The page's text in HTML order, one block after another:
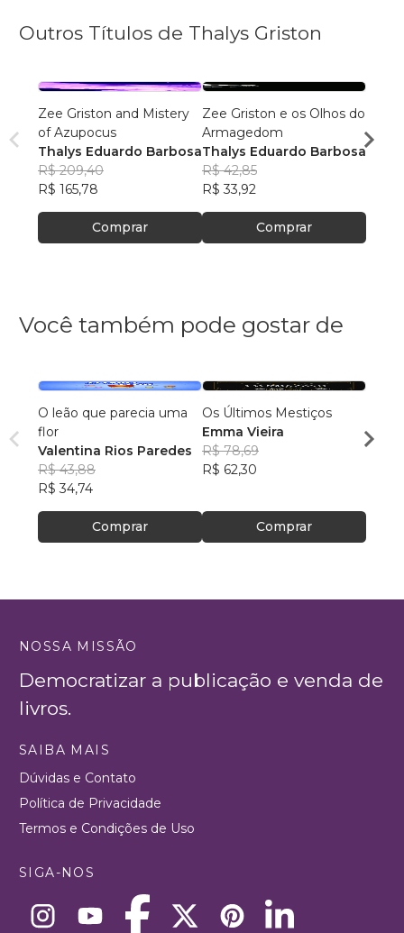
Outros Títulos de Thalys Griston
Zee Griston and Mistery
of Azupocus
Thalys Eduardo Barbosa
R$ 209,40
R$ 165,78
Comprar
Zee Griston e os Olhos do
Armagedom
Thalys Eduardo Barbosa
R$ 42,85
R$ 33,92
Comprar
of
Você também pode gostar de
O leão que parecia uma
flor
Valentina Rios Paredes
R$ 43,88
R$ 34,74
Comprar
Os Últimos Mestiços
Emma Vieira
R$ 78,69
R$ 62,30
Comprar
R$
NOSSA MISSÃO
Democratizar a publicação e venda de
livros.
SAIBA MAIS
Dúvidas e Contato
Política de Privacidade
Termos e Condições de Uso
SIGA-NOS